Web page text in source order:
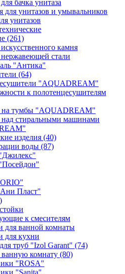
бачка унитаза
для унитазов и умывальников
унитазов
(261)
камня
стали
"Антика"
(64)
"AQUADREAM"
к полотенцесушителям
на тумбы "AQUADREAM"
стиральными машинами
изделия (40)
воды (87)
Пласт"
к смесителям
для ванной комнаты
для кухни
труб "Izol Garant" (74)
комнату (80)
"ROSA"
"Sanita"